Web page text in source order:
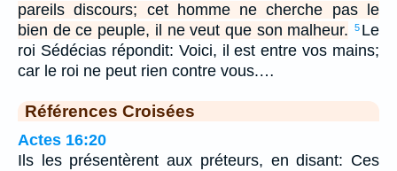
pareils discours; cet homme ne cherche pas le
bien de ce peuple, il ne veut que son malheur.
5 Le
roi Sédécias répondit: Voici, il est entre vos mains;
car le roi ne peut rien contre vous.…
Références Croisées
Actes 16:20
Ils les présentèrent aux préteurs, en disant: Ces